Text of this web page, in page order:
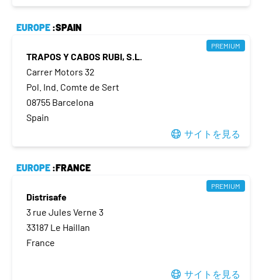
EUROPE :SPAIN
PREMIUM
TRAPOS Y CABOS RUBI, S.L.
Carrer Motors 32
Pol. Ind. Comte de Sert
08755 Barcelona
Spain
サイトを見る
EUROPE :FRANCE
PREMIUM
Distrisafe
3 rue Jules Verne 3
33187 Le Haillan
France
サイトを見る